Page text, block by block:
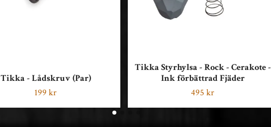
Tikka - Lådskruv (Par)
199 kr
Tikka Styrhylsa - Rock - Cerakote -
Ink förbättrad Fjäder
495 kr